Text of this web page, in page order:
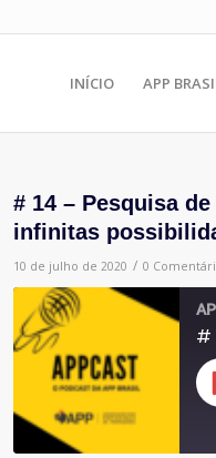
INÍCIO APP
# 14 – Pesquisa
infinitas
10 de julho de 2020 / 0